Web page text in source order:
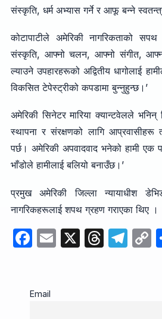
संस्कृति, धर्म अभ्यास गर्ने र आफू बन्ने
कोटापाटीले अमेरिकी नागरिकताको
संस्कृति, आफ्नो चलन, आफ्नो संगीत,
ल्याउने उपहारहरूको अद्वितीय धागोलाई
विकसित टेपेस्ट्रीको कपडामा बुन्नुहुन्छ।’
अमेरिकी सिनेटर मारिया क्यान्टवेलले
स्थापना र संरक्षणको लागि आप्रवासीहरू
पर्छ। अमेरिकी अपवादवाद भनेको हामी एक
भाँडोले हामीलाई बलियो बनाउँछ।’
प्रमुख अमेरिकी जिल्ला न्यायाधीश
नागरिकहरूलाई शपथ ग्रहण गराएका थिए ।
F
e
E X T T
Email